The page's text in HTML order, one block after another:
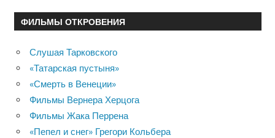
ФИЛЬМЫ ОТКРОВЕНИЯ
Слушая Тарковского
«Татарская пустыня»
«Смерть в Венеции»
Фильмы Вернера Херцога
Фильмы Жака Перрена
«Пепел и снег» Грегори Кольбера